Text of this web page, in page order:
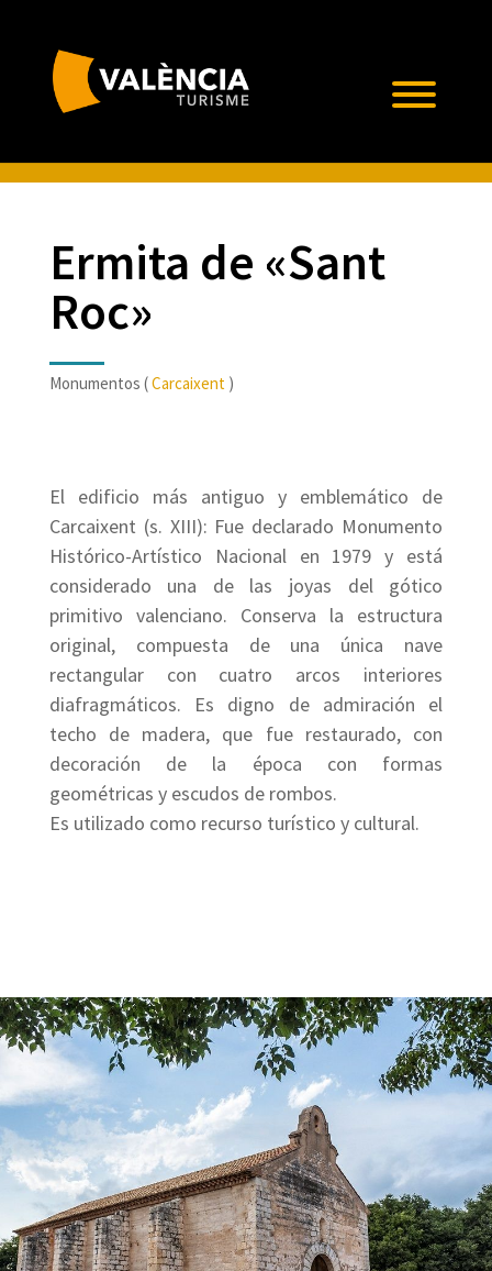
Ermita de «Sant
Roc»
Monumentos (Carcaixent)
El edificio más antiguo y emblemático de
Carcaixent (s. XIII): Fue declarado Monumento
Histórico-Artístico Nacional en 1979 y está
considerado una de las joyas del gótico
primitivo valenciano. Conserva la estructura
original, compuesta de una única nave
rectangular con cuatro arcos interiores
diafragmáticos. Es digno de admiración el
techo de madera, que fue restaurado, con
decoración de la época con formas
geométricas y escudos de rombos.
Es utilizado como recurso turístico y cultural.